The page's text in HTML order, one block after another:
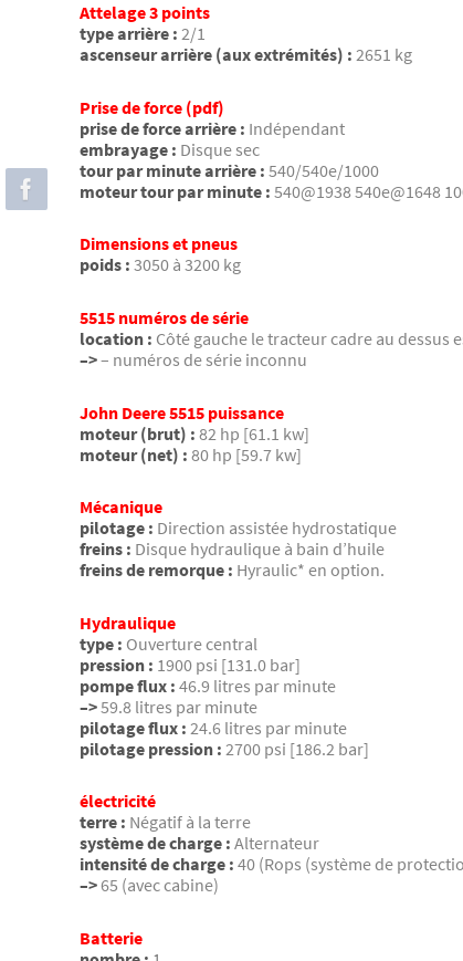
Attelage 3 points
type arrière : 2/1
ascenseur arrière (aux extrémités) : 2651 kg
Prise de force (pdf)
prise de force arrière : Indépendant
embrayage : Disque sec
tour par minute arrière : 540/540e/1000
moteur tour par minute : 540@1938 540e@1648
Dimensions et pneus
poids : 3050 à 3200 kg
5515 numéros de série
location : Côté gauche le tracteur cadre au dessus
–>– numéros de série inconnu
John Deere 5515 puissance
moteur (brut) : 82 hp [61.1 kw]
moteur (net) : 80 hp [59.7 kw]
Mécanique
pilotage : Direction assistée hydrostatique
freins : Disque hydraulique à bain d’huile
freins de remorque : Hyraulic* en option.
Hydraulique
type : Ouverture central
pression : 1900 psi [131.0 bar]
pompe flux : 46.9 litres par minute
–>59.8 litres par minute
pilotage flux : 24.6 litres par minute
pilotage pression : 2700 psi [186.2 bar]
électricité
terre : Négatif à la terre
système de charge : Alternateur
intensité de charge : 40 (Rops (système de
–>65 (avec cabine)
Batterie